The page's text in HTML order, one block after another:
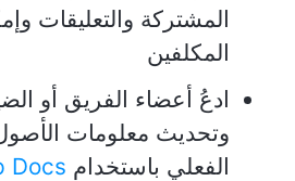
المشتركة والتعليقات
المكلفين
ادعُ أعضاء الفريق أو
وتحديث معلومات
الفعلي باستخدام Docs